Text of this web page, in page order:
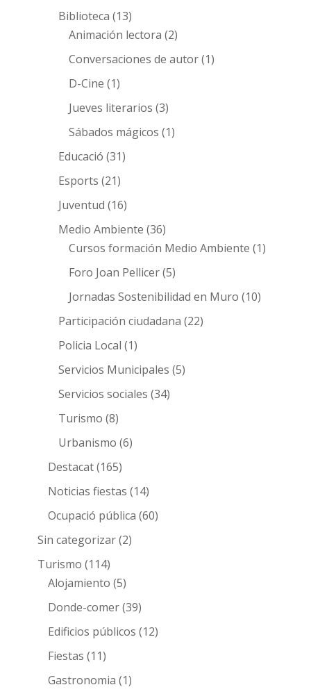
Biblioteca (13)
Animación lectora (2)
Conversaciones de autor(1)
D-Cine (1)
Jueves literarios (3)
Sábados mágicos (1)
Educació (31)
Esports (21)
Juventud (16)
Medio Ambiente (36)
Cursos formación Medio Ambiente (1)
Foro Joan Pellicer(5)
Jornadas Sostenibilidad en Muro (10)
Participación ciudadana (22)
Policia Local (1)
Servicios Municipales (5)
Servicios sociales (34)
Turismo (8)
Urbanismo (6)
Destacat(165)
Noticias fiestas (14)
Ocupació pública (60)
Sin categorizar(2)
Turismo (114)
Alojamiento (5)
Donde-comer(39)
Edificios públicos (12)
Fiestas (11)
Gastronomia (1)